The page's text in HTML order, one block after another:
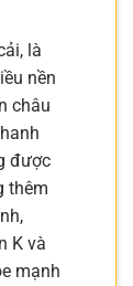
là
nền
châu
được
thêm
K và
mạnh